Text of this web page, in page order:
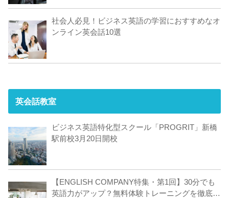
社会人必見！ビジネス英語の学習におすすめなオ
ンライン英会話10選
英会話教室
ビジネス英語特化型スクール「PROGRIT」新橋
駅前校3月20日開校
【ENGLISH COMPANY特集・第1回】30分でも
英語力がアップ？無料体験トレーニングを徹底レ